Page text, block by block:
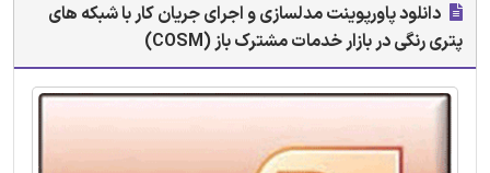
دانلود پاورپوینت مدلسازی و اجرای جریان کار با شبکه های
پتری رنگی در بازار خدمات مشترک باز (COSM)